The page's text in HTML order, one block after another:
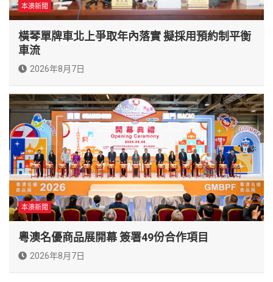
本澳新聞
橫琴單牌車北上爭取年內落實 擬採用預約制平衡
車流
2026年8月7日
本澳新聞
粵澳名優商品展開幕 簽署49份合作項目
2026年8月7日